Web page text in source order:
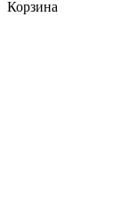
Корзина